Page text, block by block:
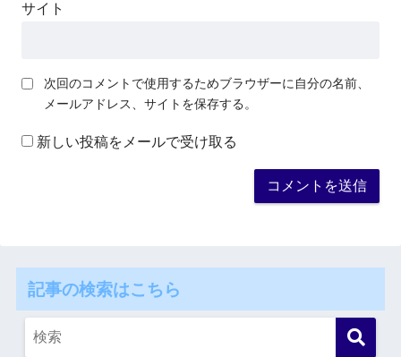
サイト
次回のコメントで使用するためブラウザーに自分の名前、
メールアドレス、サイトを保存する。
新しい投稿をメールで受け取る
記事の検索はこちら